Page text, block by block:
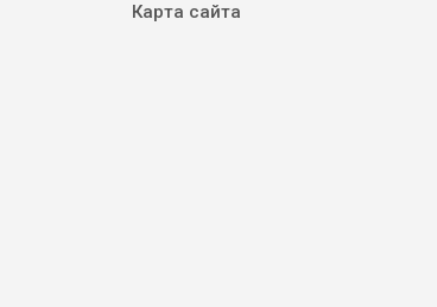
Карта сайта